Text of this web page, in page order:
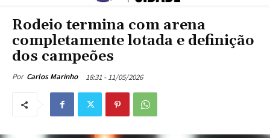
Rodeio termina com arena
completamente lotada e definição
dos campeões
Por Carlos Marinho 18:31 - 11/05/2026